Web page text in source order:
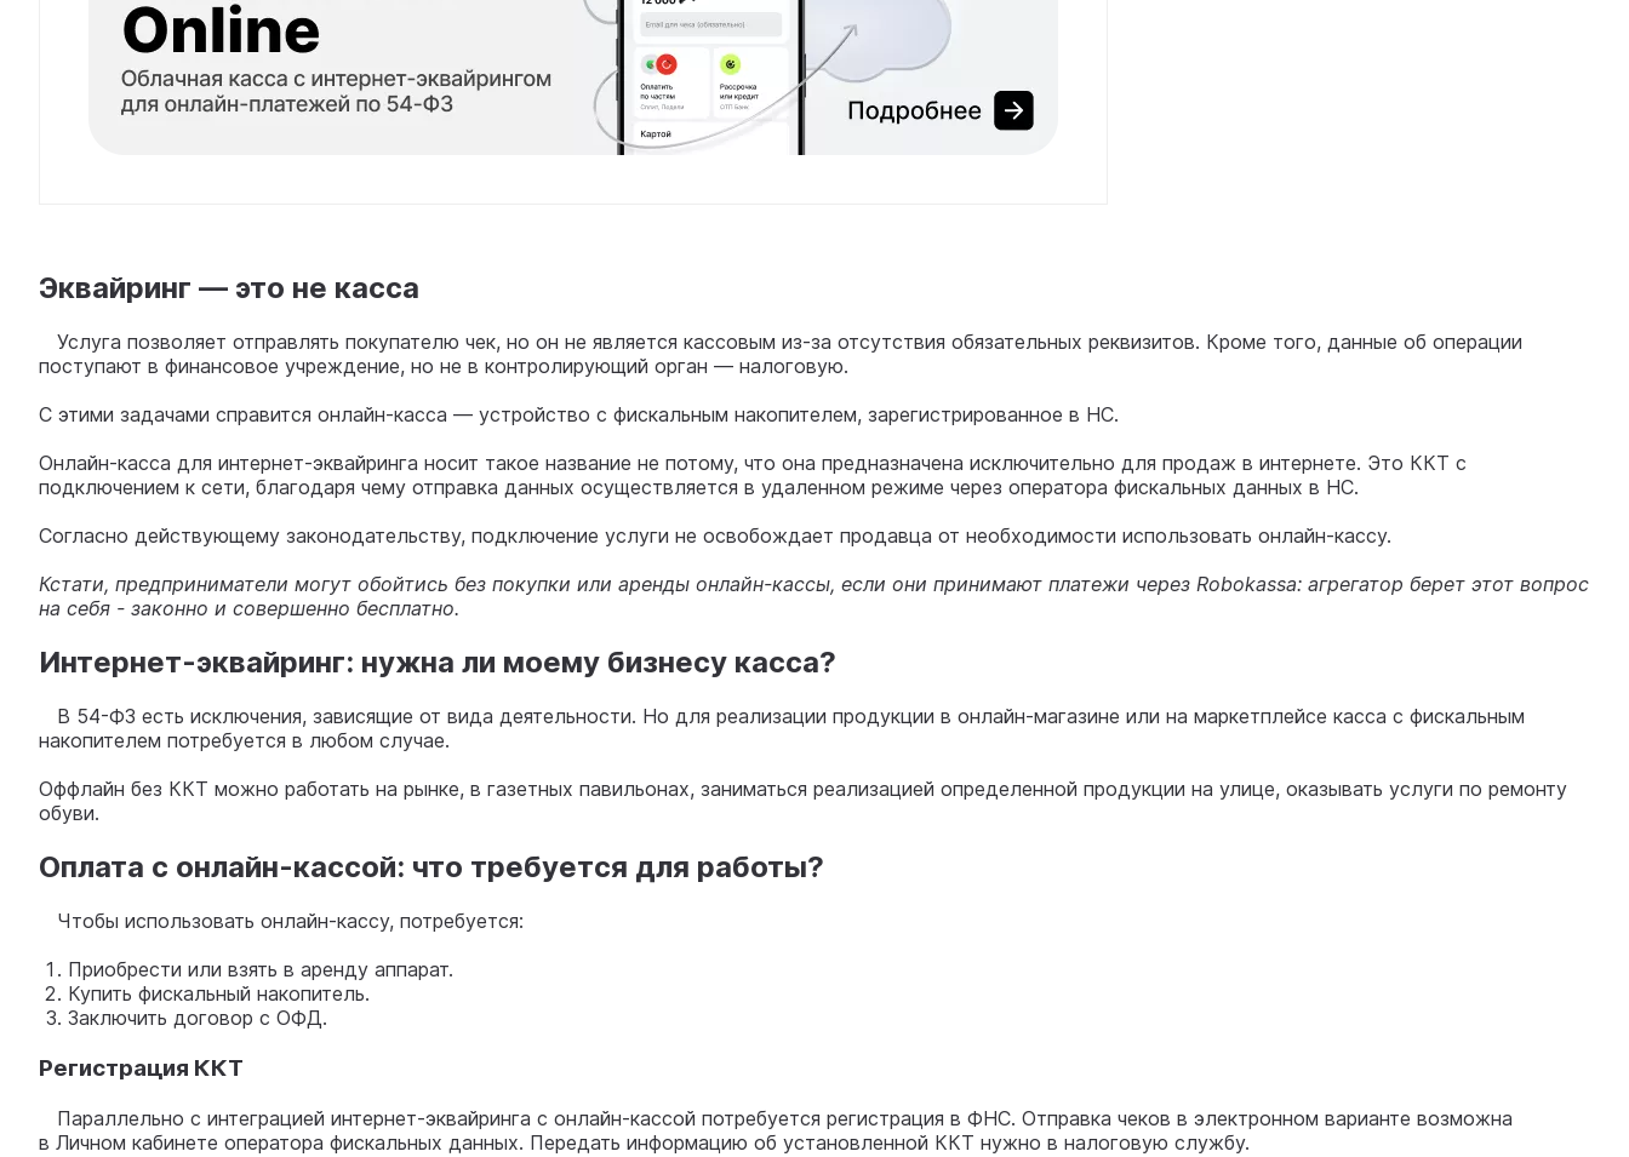
Эквайринг — это не касса
Услуга позволяет отправлять покупателю чек, но он не является кассовым из-за отсутствия обязательных реквизитов. Кроме того, данные об операции
поступают в финансовое учреждение, но не в контролирующий орган — налоговую.
С этими задачами справится онлайн-касса — устройство с фискальным накопителем, зарегистрированное в НС.
Онлайн-касса для интернет-эквайринга носит такое название не потому, что она предназначена исключительно для продаж в интернете. Это ККТ с
подключением к сети, благодаря чему отправка данных осуществляется в удаленном режиме через оператора фискальных данных в НС.
Согласно действующему законодательству, подключение услуги не освобождает продавца от необходимости использовать онлайн-кассу.
Кстати, предприниматели могут обойтись без покупки или аренды онлайн-кассы, если они принимают платежи через Robokassa: агрегатор берет этот вопрос
на себя - законно и совершенно бесплатно.
Интернет-эквайринг: нужна ли моему бизнесу касса?
В 54-ФЗ есть исключения, зависящие от вида деятельности. Но для реализации продукции в онлайн-магазине или на маркетплейсе касса с фискальным
накопителем потребуется в любом случае.
Оффлайн без ККТ можно работать на рынке, в газетных павильонах, заниматься реализацией определенной продукции на улице, оказывать услуги по ремонту
обуви.
Оплата с онлайн-кассой: что требуется для работы?
Чтобы использовать онлайн-кассу, потребуется:
Приобрести или взять в аренду аппарат.
Купить фискальный накопитель.
Заключить договор с ОФД.
Регистрация ККТ
Параллельно с интеграцией интернет-эквайринга с онлайн-кассой потребуется регистрация в ФНС. Отправка чеков в электронном варианте возможна
в Личном кабинете оператора фискальных данных. Передать информацию об установленной ККТ нужно в налоговую службу.